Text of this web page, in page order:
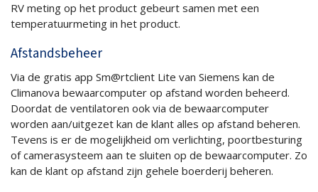
RV meting op het product gebeurt samen met een
temperatuurmeting in het product.
Afstandsbeheer
Via de gratis app Sm@rtclient Lite van Siemens kan de
Climanova bewaarcomputer op afstand worden beheerd.
Doordat de ventilatoren ook via de bewaarcomputer
worden aan/uitgezet kan de klant alles op afstand beheren.
Tevens is er de mogelijkheid om verlichting, poortbesturing
of camerasysteem aan te sluiten op de bewaarcomputer. Zo
kan de klant op afstand zijn gehele boerderij beheren.